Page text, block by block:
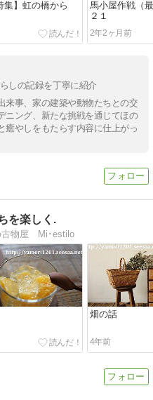
集】虹の橋から
馬小屋作戦（
２１
2年2ヶ月前
しの記録を丁寧に紹介
来事、家の建築や動物たちとの交
ニング、新たな挑戦を通じてほの
癒やしをもたらす内容に仕上がっ
を楽しく.
古物屋 Mi･estilo
畑の話
4年前